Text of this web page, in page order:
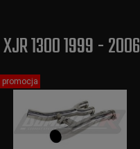
XJR 1300 1999 - 2006
promocja